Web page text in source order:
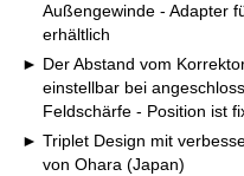
Außengewinde - Adapter
erhältlich
Der Abstand vom
einstellbar bei
Feldschärfe - Position ist
Triplet Design mit
von Ohara (Japan)